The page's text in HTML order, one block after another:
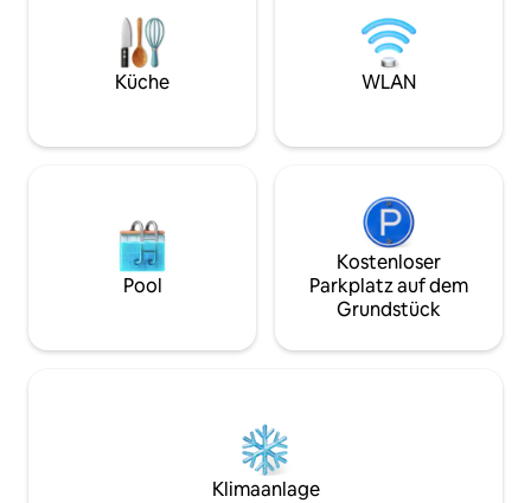
oder grille und entspanne dich. Die
Schlafzimmer verfügen über ein
Kingsize-Bett, ein Queensize-
Doppelbett mit Zugang zur Terrasse und
heißen Quellen. Perfekt für einen
Meilen. Es gibt
Kilometer vom
bleibe im Haus
deine Nutzung.
Küche WLAN
Pool
Kostenloser
Parkplatz auf dem
Grundstück
Klimaanlage